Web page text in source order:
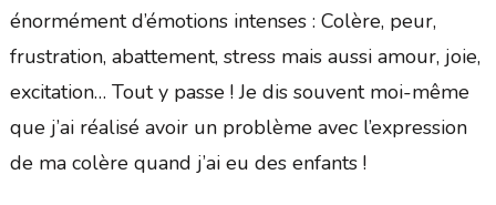
énormément d’émotions intenses : Colère, peur,
frustration, abattement, stress mais aussi amour, joie,
excitation… Tout y passe ! Je dis souvent moi-même
que j’ai réalisé avoir un problème avec l’expression
de ma colère quand j’ai eu des enfants !